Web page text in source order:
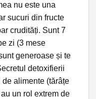
nu este una
sucuri din fructe
crudități. Sunt 7
zi (3 mese
generoase și te
detoxifierii
alimente (tărâțe
un rol extrem de